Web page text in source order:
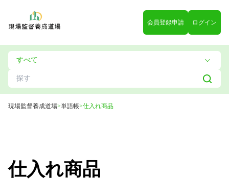
会員登録申請 ログイン
現場監督養成道場>単語帳>仕入れ商品
仕入れ商品